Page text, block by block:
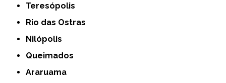
Teresópolis
Rio das Ostras
Nilópolis
Queimados
Araruama